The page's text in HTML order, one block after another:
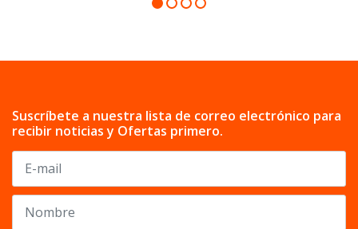
Suscríbete a nuestra lista de correo electrónico para
recibir noticias y Ofertas primero.